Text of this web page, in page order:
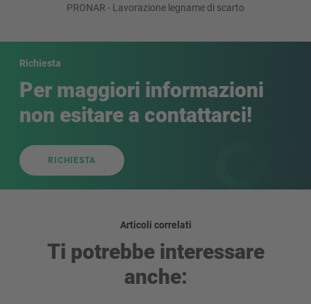
PRONAR - Lavorazione legname di scarto
Richiesta
Per maggiori informazioni
non esitare a contattarci!
RICHIESTA
Articoli correlati
Ti potrebbe interessare
anche: